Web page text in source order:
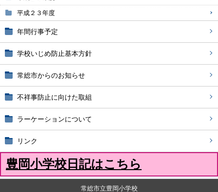
平成２３年度
年間行事予定
学校いじめ防止基本方針
常総市からのお知らせ
不祥事防止に向けた取組
ラーケーションについて
リンク
豊岡小学校日記はこちら
常総市立豊岡小学校